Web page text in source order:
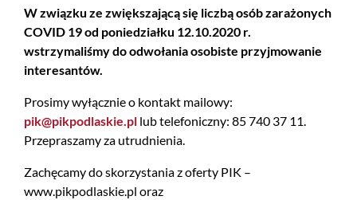
W związku ze zwiększającą się liczbą osób zarażonych
COVID 19 od poniedziałku 12.10.2020 r.
wstrzymaliśmy do odwołania osobiste przyjmowanie
interesantów.
Prosimy wyłącznie o kontakt mailowy:
pik@pikpodlaskie.pl lub telefoniczny: 85 740 37 11.
Przepraszamy za utrudnienia.
Zachęcamy do skorzystania z oferty PIK –
www.pikpodlaskie.pl oraz